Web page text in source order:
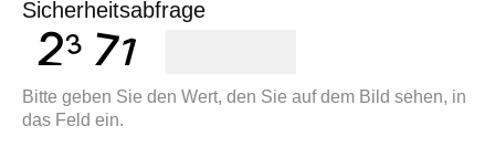
1 setzen, damit die Auswahl der
Newsletterthemen verwendet
wird (Abo-Themen).
Bitte beachten, daß auch beim
Sicherheitsabfrage
Bitte geben Sie den Wert, den Sie auf dem Bild sehen, in
das Feld ein.